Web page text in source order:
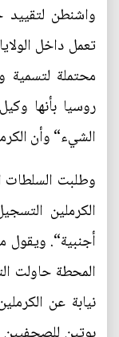
واشنطن لتقييد
تعمل داخل
محتملة لتسمية
روسيا بأنها
الشيء“ وأن
وطلبت السلطات
الكرملين
أجنبية“. ويقول
المحطة حاولت
نيابة عن